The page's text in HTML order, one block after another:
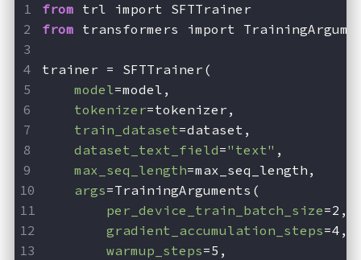
from trl import SFTTrainer
from transformers import
trainer = SFTTrainer(
model=model,
tokenizer=tokenizer,
train_dataset=dataset,
dataset_text_field="text" ,
max_seq_length=max_seq_length,
args=TrainingArguments(
per_device_train_batch_size=2,
gradient_accumulation_steps=4,
warmup_steps=5,